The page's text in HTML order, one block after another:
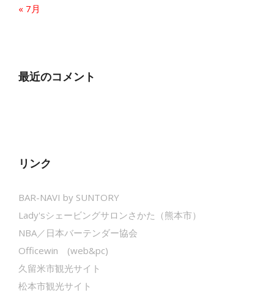
« 7月
最近のコメント
リンク
BAR-NAVI by SUNTORY
Lady'sシェービングサロンさかた（熊本市）
NBA／日本バーテンダー協会
Officewin (web&pc)
久留米市観光サイト
松本市観光サイト